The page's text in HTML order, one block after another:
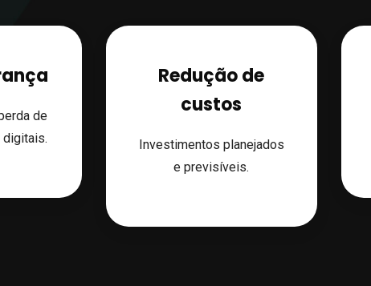
de
digitais.
Redução de
custos
Investimentos planejados
e previsíveis.